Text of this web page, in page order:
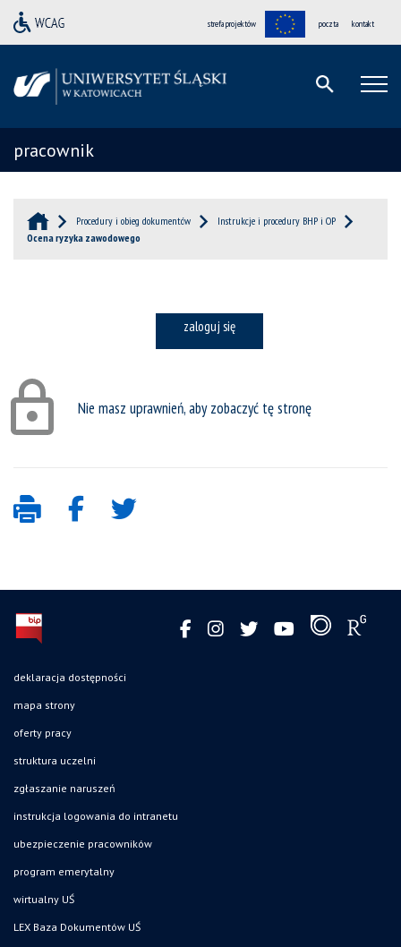
strefa projektów poczta kontakt
pracownik
Procedury i obieg dokumentów
Instrukcje i procedury BHP i OP
Ocena ryzyka zawodowego
Nie masz uprawnień, aby zobaczyć tę stronę
zaloguj się
deklaracja dostępności
mapa strony
oferty pracy
struktura uczelni
zgłaszanie naruszeń
instrukcja logowania do intranetu
ubezpieczenie pracowników
program emerytalny
wirtualny UŚ
LEX Baza Dokumentów UŚ